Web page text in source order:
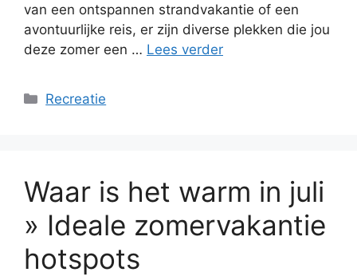
van een ontspannen strandvakantie of een
avontuurlijke reis, er zijn diverse plekken die jou
deze zomer een … Lees verder
Categorieën
Recreatie
Waar is het warm in juli
» Ideale zomervakantie
hotspots